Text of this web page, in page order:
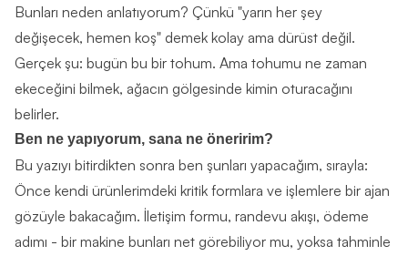
Bunları neden anlatıyorum? Çünkü "yarın her şey
değişecek, hemen koş" demek kolay ama dürüst değil.
Gerçek şu: bugün bu bir tohum. Ama tohumu ne zaman
ekeceğini bilmek, ağacın gölgesinde kimin oturacağını
belirler.
Ben ne yapıyorum, sana ne öneririm?
Bu yazıyı bitirdikten sonra ben şunları yapacağım, sırayla:
Önce kendi ürünlerimdeki kritik formlara ve işlemlere bir ajan
gözüyle bakacağım. İletişim formu, randevu akışı, ödeme
adımı - bir makine bunları net görebiliyor mu, yoksa tahminle